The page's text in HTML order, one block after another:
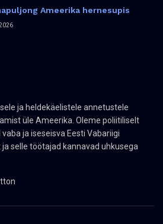
Ameerika hernesupis
ja heldekäelistele annetustele
üle Ameerika. Oleme poliitiliselt
ja iseseisva Eesti Vabariigi
selle töötajad kannavad uhkusega